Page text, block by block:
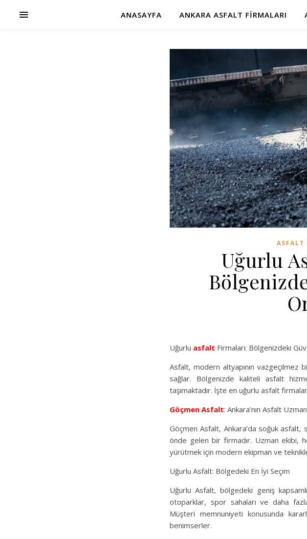
ANASAYFA ANKARA ASFALT FIRMALARI
ASFALT
Uğurlu
Uğurlu asfalt Firmaları: Bölgenizdeki
Asfalt, modern altyapının vazgeçilmez
sağlar. Bölgenizde kaliteli asfalt
taşımaktadır. İşte en uğurlu asfalt
Göçmen Asfalt: Ankara’nın Asfalt
Göçmen Asfalt, Ankara’da soğuk
önde gelen bir firmadır. Uzman ekibi,
yürütmek için modern ekipman ve
Uğurlu Asfalt: Bölgedeki En İyi Seçim
Uğurlu Asfalt, bölgedeki geniş
otoparklar, spor sahaları ve daha
Müşteri memnuniyeti konusunda
benimserler.